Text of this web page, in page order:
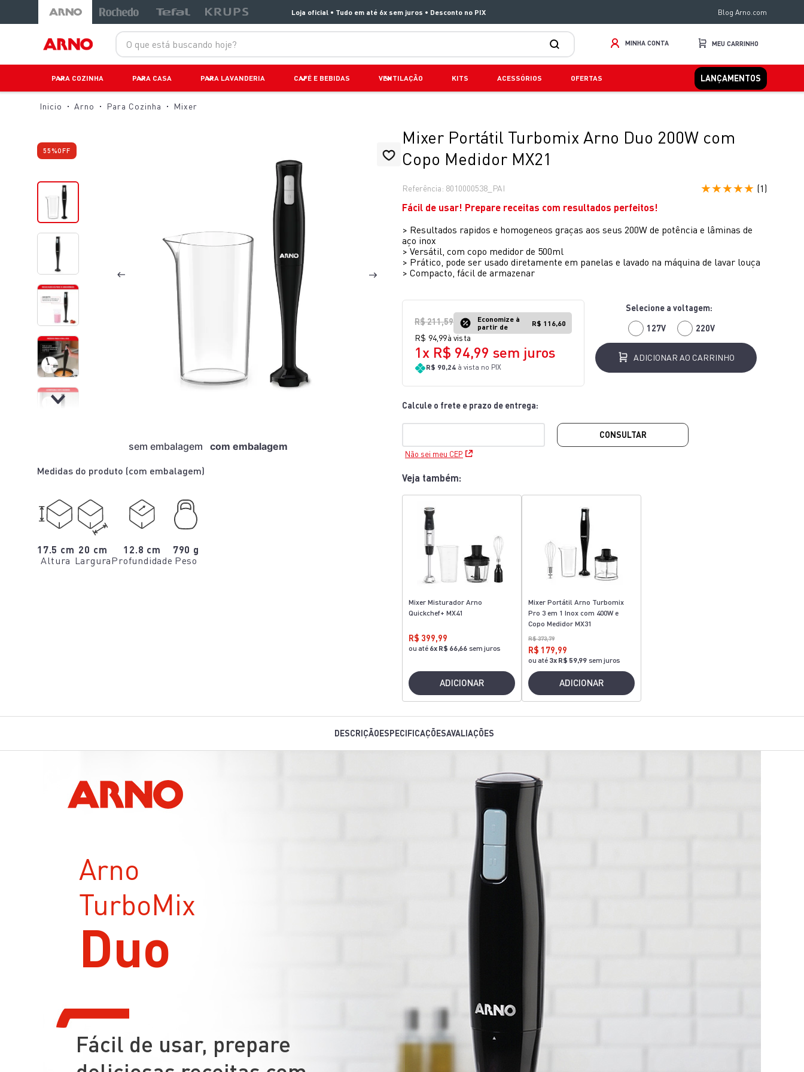
Loja oficial • Tudo em até 6x sem juros • Desconto no PIX Blog Arno.com
O que está buscando hoje?
MINHA CONTA
PARA COZINHA PARA CASA PARA LAVANDERIA CAFÉ E BEBIDAS VENTILAÇÃO KITS ACESSÓRIOS OFERTAS LANÇAMENTOS
Arno Para Cozinha Mixer
55%OFF
Medidas do produto (com embalagem)
sem embalagem com embalagem
17.5 cm
Altura
20 cm
Largura
12.8 cm
Profundidade
790 g
Peso
Mixer Portátil Turbomix Arno Duo 200W com
Copo Medidor MX21
Referência: 8010000538_PAI ★★★★★ (1 )
Fácil de usar! Prepare receitas com resultados perfeitos!
> Resultados rapidos e homogeneos graças aos seus 200W de potência e lâminas de
aço inox
> Versátil, com copo medidor de 500ml
> Prático, pode ser usado diretamente em panelas e lavado na máquina de lavar louça
> Compacto, fácil de armazenar
R$211,59
Economize à
partir de
R$ 116,60
R$ 94,99à vista
1x R$ 94,99 sem juros
R$ 90,24 à vista no PIX
127V 220V
ADICIONAR AO CARRINHO
Não sei meu CEP
CONSULTAR
Veja também:
LANÇAMENTOS
Mixer Misturador Arno
Quickchef+ MX41
R$ 399,99
ou até 6x R$ 66,66 sem juros
ADICIONAR
Mixer Portátil Arno Turbomix
Pro 3 em 1 Inox com 400W e
Copo Medidor MX31
R$ 373,79
R$ 179,99
ou até 3x R$ 59,99 sem juros
ADICIONAR
DESCRIÇÃOESPECIFICAÇÕESAVALIAÇÕES
Arno
TurboMix
Duo
Fácil de usar, prepare
6º
jogo panelas rochedo stone pro
9º
aspirador x-force 9 60